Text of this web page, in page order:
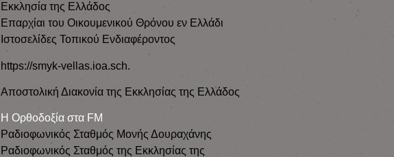
Εκκλησία της Ελλάδος
Επαρχίαι του Οικουμενικού Θρόνου εν Ελλάδι
Ιστοσελίδες Τοπικού Ενδιαφέροντος
https://smyk-vellas.ioa.sch.
Αποστολική Διακονία της Εκκλησίας της Ελλάδος
Η Ορθοδοξία στα FM
Ραδιοφωνικός Σταθμός Μονής Δουραχάνης
Ραδιοφωνικός Σταθμός της Εκκλησίας της